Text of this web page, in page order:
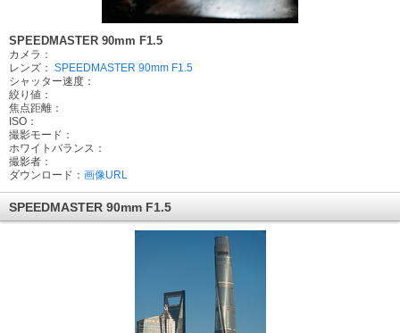
SPEEDMASTER 90mm F1.5
カメラ：
レンズ： SPEEDMASTER 90mm F1.5
シャッター速度：
絞り値：
焦点距離：
ISO：
撮影モード：
ホワイトバランス：
撮影者：
ダウンロード： 画像URL
SPEEDMASTER 90mm F1.5